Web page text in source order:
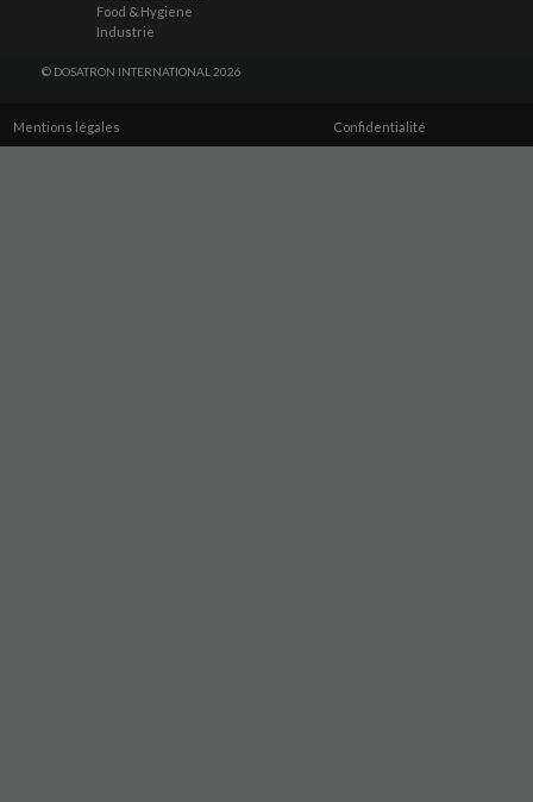
Food & Hygiene
Industrie
© DOSATRON INTERNATIONAL 2026
Mentions légales Confidentialité